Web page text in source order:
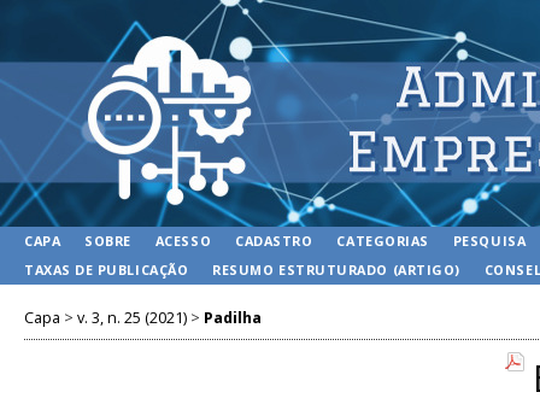
CAPA SOBRE ACESSO CADASTRO CATEGORIAS
PESQUISA
TAXAS DE PUBLICAÇÃO
RESUMO ESTRUTURADO (ARTIGO)
Capa > v. 3, n. 25 (2021) > Padilha